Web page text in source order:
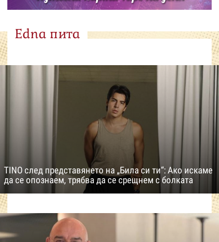
Edna пита
TINO след представянето на „Била си ти“: Ако искаме
да се опознаем, трябва да се срещнем с болката